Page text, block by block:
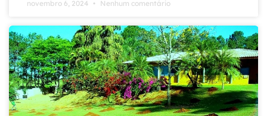
novembro 6, 2024 Nenhum comentário